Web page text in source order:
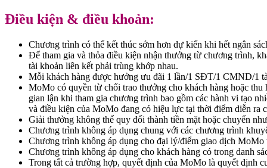
Điều kiện & điều khoản:
Chương trình có thể kết thúc sớm hơn dự kiến khi hết ngân
Để tham gia và thỏa điều kiện nhận thưởng từ chương trình,
tài khoản liên kết phải trùng khớp nhau.
Mỗi khách hàng được hưởng ưu đãi 1 lần/1 SĐT/1 CMND/1
MoMo có quyền từ chối trao thưởng cho khách hàng hoặc
gian lận khi tham gia chương trình bao gồm các hành vi tạo
và điều kiện của MoMo đang có hiệu lực tại thời điểm diễn ra
Giải thưởng không thể quy đổi thành tiền mặt hoặc chuyển
Chương trình không áp dụng chung với các chương trình
Chương trình không áp dụng cho đại lý/điểm giao dịch MoMo
Chương trình không áp dụng cho khách hàng có trong danh
Trong tất cả trường hợp, quyết định của MoMo là quyết định